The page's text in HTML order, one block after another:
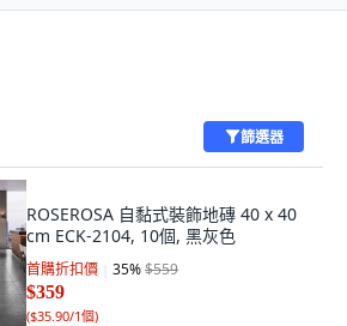
篩選器
ROSEROSA 自黏式裝飾地磚 40 x 40
cm ECK-2104, 10個, 黑灰色
首購折扣價 35%$559
$359
($35.90/1個)